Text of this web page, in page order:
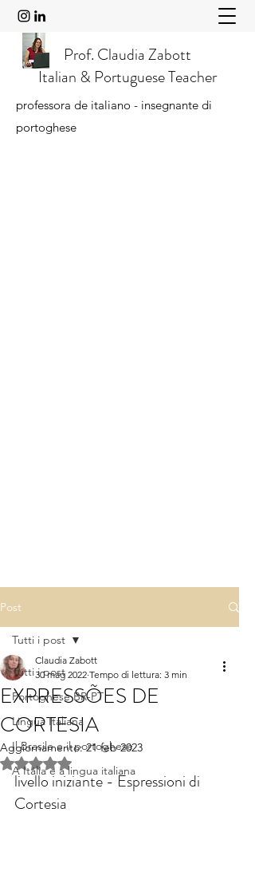
Prof. Claudia Zabott
Italian & Portuguese Teacher
professora de italiano - insegnante di
portoghese
Post
Tutti i post
Portoghese BR-PT
Lingua Italiana
Il Brasile e il portoghese
A Itália e a lingua italiana
Tutti i post
EXPRESSÕES DE
CORTESIA
Claudia Zabott
30 mag 2022 Tempo di lettura: 3 min
Aggiornamento:21 feb 2023
Valutazione NaN stelle su 5.
livello iniziante - Espressioni di
Cortesia